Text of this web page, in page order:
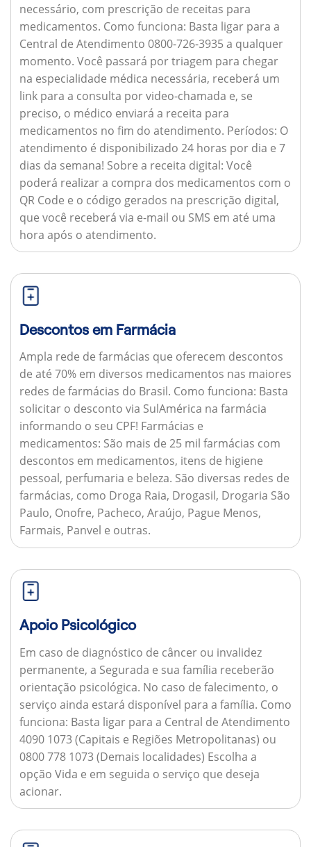
necessário, com prescrição de receitas para
medicamentos. Como funciona: Basta ligar para a
Central de Atendimento 0800-726-3935 a qualquer
momento. Você passará por triagem para chegar
na especialidade médica necessária, receberá um
link para a consulta por video-chamada e, se
preciso, o médico enviará a receita para
medicamentos no fim do atendimento. Períodos: O
atendimento é disponibilizado 24 horas por dia e 7
dias da semana! Sobre a receita digital: Você
poderá realizar a compra dos medicamentos com o
QR Code e o código gerados na prescrição digital,
que você receberá via e-mail ou SMS em até uma
hora após o atendimento.
Descontos em Farmácia
Ampla rede de farmácias que oferecem descontos
de até 70% em diversos medicamentos nas maiores
redes de farmácias do Brasil. Como funciona: Basta
solicitar o desconto via SulAmérica na farmácia
informando o seu CPF! Farmácias e
medicamentos: São mais de 25 mil farmácias com
descontos em medicamentos, itens de higiene
pessoal, perfumaria e beleza. São diversas redes de
farmácias, como Droga Raia, Drogasil, Drogaria São
Paulo, Onofre, Pacheco, Araújo, Pague Menos,
Farmais, Panvel e outras.
Apoio Psicológico
Em caso de diagnóstico de câncer ou invalidez
permanente, a Segurada e sua família receberão
orientação psicológica. No caso de falecimento, o
serviço ainda estará disponível para a família. Como
funciona: Basta ligar para a Central de Atendimento
4090 1073 (Capitais e Regiões Metropolitanas) ou
0800 778 1073 (Demais localidades) Escolha a
opção Vida e em seguida o serviço que deseja
acionar.